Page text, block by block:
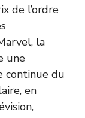
de l’ordre
la
une
continue du
en